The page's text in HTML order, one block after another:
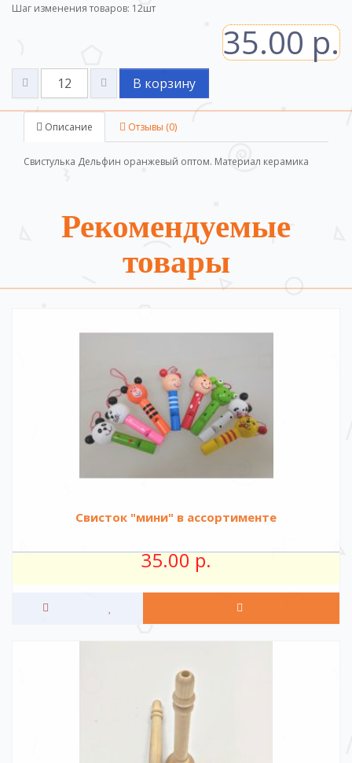
Шаг изменения товаров: 12шт
35.00 р.
В корзину
Описание Отзывы (0)
Свистулька Дельфин оранжевый оптом. Материал керамика
Рекомендуемые
товары
Свисток "мини" в ассортименте
35.00 р.